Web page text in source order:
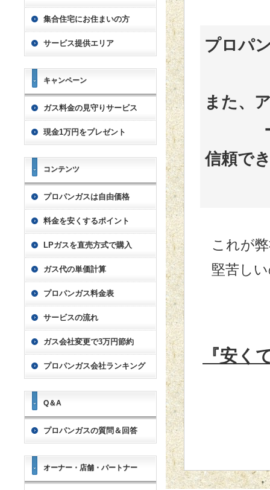
プロパ
また、
信頼で
これが
堅苦し
『安く
集合住宅にお住まいの方
サービス提供エリア
キャンペーン
ガス料金の見守りサービス
現金1万円をプレゼント
コンテンツ
プロパンガスは自由価格
料金を安くするポイント
LPガスを直売方式で購入
ガス代の単価計算
プロパンガス料金表
サービスの流れ
ガス会社変更で3万円節約
プロパンガス会社ランキング
Q＆A
プロパンガスの質問＆回答
オーナー・店舗・パートナー